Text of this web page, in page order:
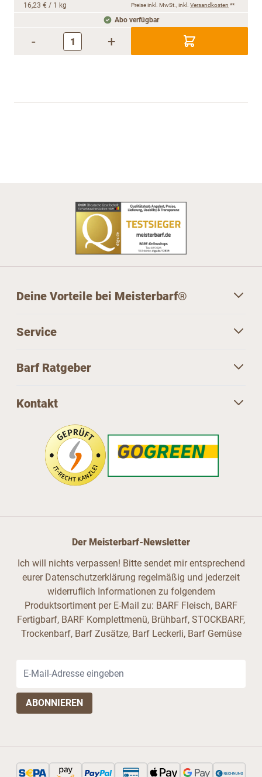
16,23 € / 1 kg Preise inkl. MwSt., inkl. Versandkosten **
Abo verfügbar
- +
Deine Vorteile bei Meisterbarf®
Service
Barf Ratgeber
Kontakt
Der Meisterbarf-Newsletter
Ich will nichts verpassen! Bitte sendet mir entsprechend
eurer Datenschutzerklärung regelmäßig und jederzeit
widerruflich Informationen zu folgendem
Produktsortiment per E-Mail zu: BARF Fleisch, BARF
Fertigbarf, BARF Komplettmenü, Brühbarf, STOCKBARF,
Trockenbarf, Barf Zusätze, Barf Leckerli, Barf Gemüse